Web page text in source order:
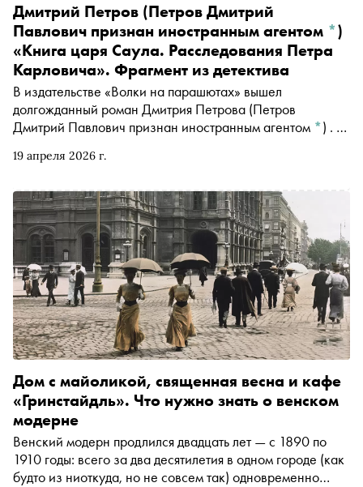
19 апреля 2026 г.
Дмитрий Петров (Петров Дмитрий
Павлович признан иностранным агентом *)
«Книга царя Саула. Расследования Петра
Карловича». Фрагмент из детектива
В издательстве «Волки на парашютах» вышел
долгожданный роман Дмитрия Петрова (Петров
Дмитрий Павлович признан иностранным агентом *) .
писатель, остроумный и самоироничный, пишет
оказывается в областном центре, жители которого что-то
скрывают. Интеллектуальное расследование в
провинциальном городке. «Сноб» публикует фрагмент
Дом с майоликой, священная весна и кафе
«Гринстайдль». Что нужно знать о венском
модерне
Венский модерн продлился двадцать лет — с 1890 по
1910 годы: всего за два десятилетия в одном городе (как
будто из ниоткуда, но не совсем так) одновременно